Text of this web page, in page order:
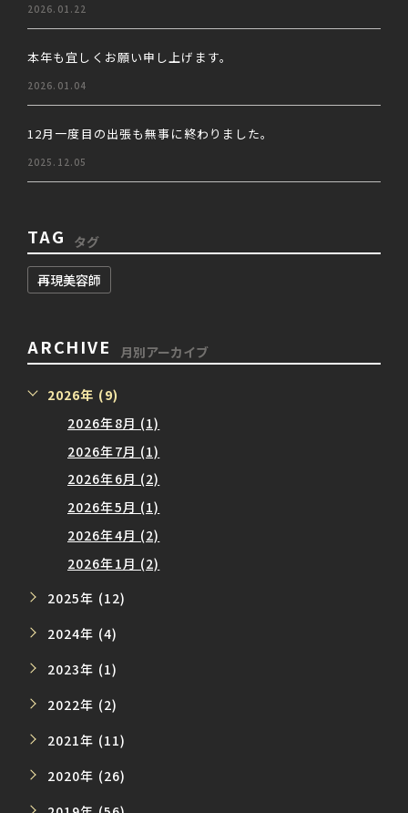
2026.01.22
本年も宜しくお願い申し上げます。
2026.01.04
12月一度目の出張も無事に終わりました。
2025.12.05
TAG タグ
再現美容師
ARCHIVE 月別アーカイブ
2026年 (9)
2026年8月 (1)
2026年7月 (1)
2026年6月 (2)
2026年5月 (1)
2026年4月 (2)
2026年1月 (2)
2025年 (12)
2024年 (4)
2023年 (1)
2022年 (2)
2021年 (11)
2020年 (26)